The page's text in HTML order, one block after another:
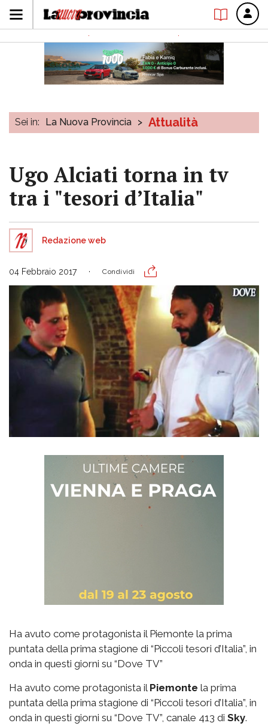
Sei in: La Nuova Provincia > Attualità
Ugo Alciati torna in tv
tra i "tesori d’Italia"
Redazione web
04 Febbraio 2017 Condividi
Ha avuto come protagonista il Piemonte la prima
puntata della prima stagione di “Piccoli tesori d’Italia”, in
onda in questi giorni su “Dove TV”
Ha avuto come protagonista il Piemonte la prima
puntata della prima stagione di “Piccoli tesori d’Italia”, in
onda in questi giorni su “Dove TV”, canale 413 di Sky.